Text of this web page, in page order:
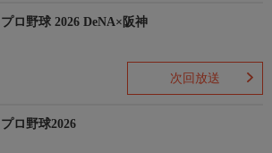
プロ野球 2026 DeNA×阪神
次回放送
プロ野球2026